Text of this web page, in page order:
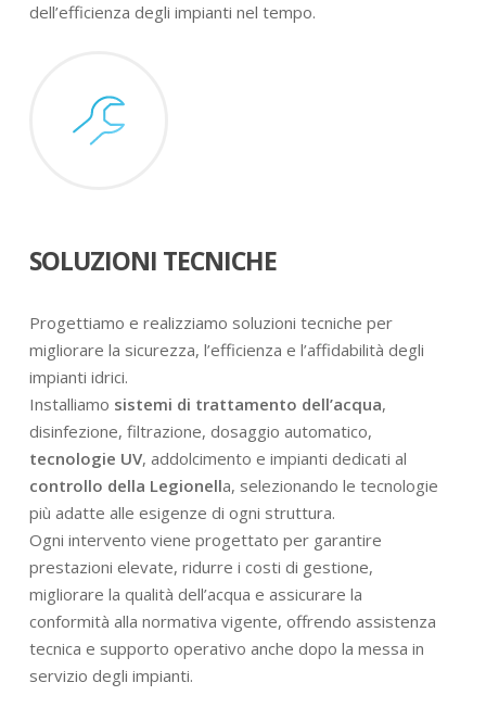
dell’efficienza degli impianti nel tempo.
SOLUZIONI TECNICHE
Progettiamo e realizziamo soluzioni tecniche per
migliorare la sicurezza, l’efficienza e l’affidabilità degli
impianti idrici.
Installiamo sistemi di trattamento dell’acqua,
disinfezione, filtrazione, dosaggio automatico,
tecnologie UV, addolcimento e impianti dedicati al
controllo della Legionella, selezionando le tecnologie
più adatte alle esigenze di ogni struttura.
Ogni intervento viene progettato per garantire
prestazioni elevate, ridurre i costi di gestione,
migliorare la qualità dell’acqua e assicurare la
conformità alla normativa vigente, offrendo assistenza
tecnica e supporto operativo anche dopo la messa in
servizio degli impianti.